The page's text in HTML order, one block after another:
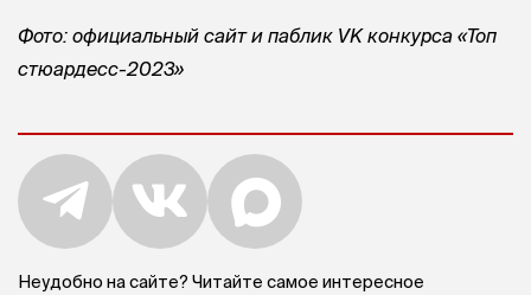
Фото: официальный сайт и паблик VK конкурса «Топ
стюардесс-2023»
Неудобно на сайте? Читайте самое интересное